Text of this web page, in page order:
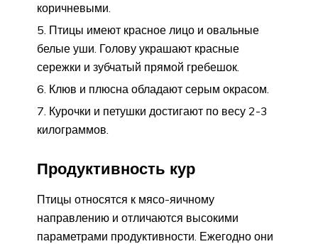
коричневыми.
Птицы имеют красное лицо и овальные
белые уши. Голову украшают красные
сережки и зубчатый прямой гребешок.
Клюв и плюсна обладают серым окрасом.
Курочки и петушки достигают по весу 2-3
килограммов.
Продуктивность кур
Птицы относятся к мясо-яичному
направлению и отличаются высокими
параметрами продуктивности. Ежегодно они